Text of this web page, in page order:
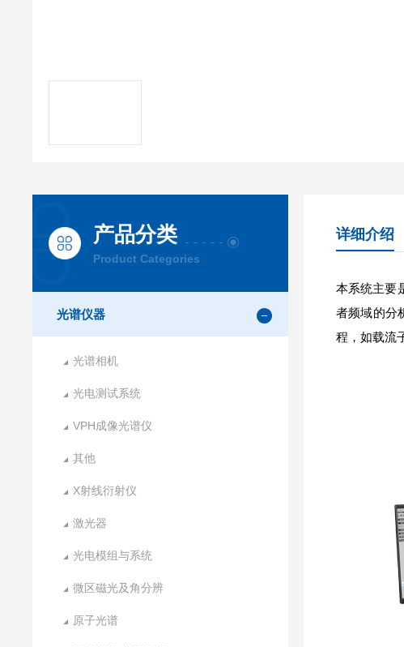
产品分类
Product Categories
光谱仪器
光谱相机
光电测试系统
VPH成像光谱仪
其他
X射线衍射仪
激光器
光电模组与系统
微区磁光及角分辨
原子光谱
详细介绍
本系统主要
者频域的分
程，如载流